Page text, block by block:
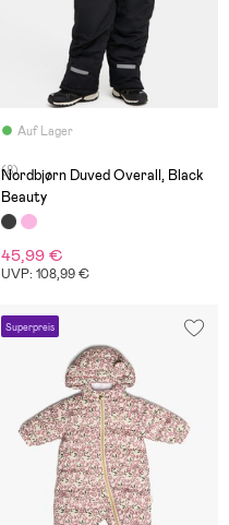
Auf Lager
(8)
Nordbjørn Duved Overall, Black
Beauty
45,99 €
UVP: 108,99 €
Superpreis